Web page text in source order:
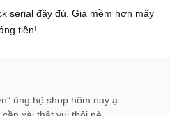
có giá là
trong tiêu chuẩn hàng mới 100%
chính hãng.
serial đầy đủ. Giá mềm hơn mấy
tiền!
ủng hộ shop hôm nay ạ